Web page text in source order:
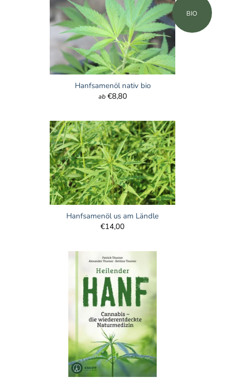
BIO
Hanfsamenöl nativ bio
ab €8,80
Hanfsamenöl us am Ländle
€14,00